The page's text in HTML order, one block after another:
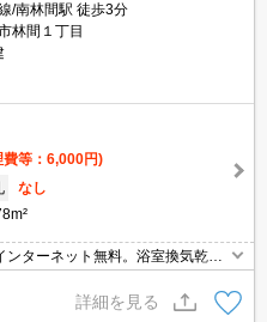
/南林間駅 徒歩3分
林間１丁目
費等：6,000円)
なし
ターネット無料。浴室換気乾燥
ートロック付マンション。システ
見から契約までオンラインで対応
詳細を見る